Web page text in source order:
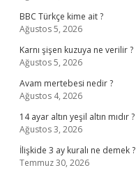
BBC Türkçe kime ait ?
Ağustos 5, 2026
Karnı şişen kuzuya ne verilir ?
Ağustos 5, 2026
Avam mertebesi nedir ?
Ağustos 4, 2026
14 ayar altın yeşil altın mıdır ?
Ağustos 3, 2026
İlişkide 3 ay kuralı ne demek ?
Temmuz 30, 2026